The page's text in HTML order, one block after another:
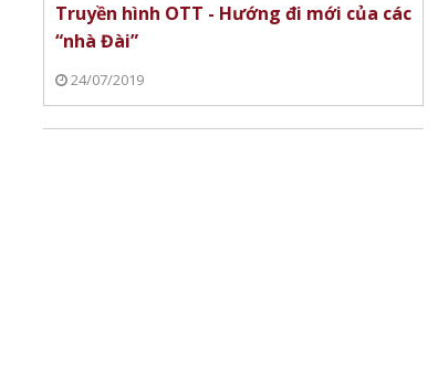
Truyền hình OTT - Hướng đi mới của các
“nhà Đài”
24/07/2019